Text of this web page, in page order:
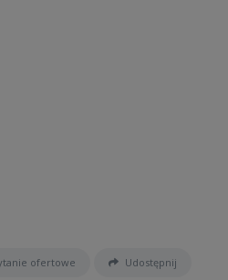
ofertowe Udostępnij